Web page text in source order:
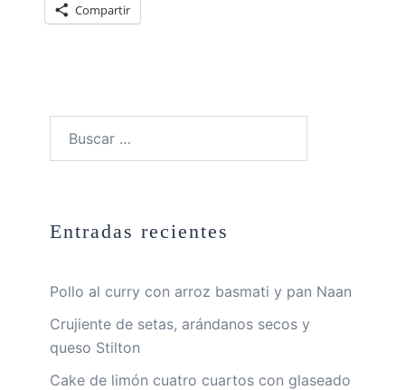
Compartir
Entradas recientes
Pollo al curry con arroz basmati y pan Naan
Crujiente de setas, arándanos secos y
queso Stilton
Cake de limón cuatro cuartos con glaseado